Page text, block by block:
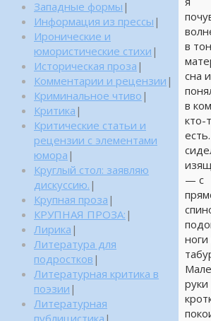
в
сна и
в
кто-
— с
руки
Западные формы |
Информация из прессы |
Иронические и
юмористические стихи |
Историческая проза |
Комментарии и рецензии |
Криминальное чтиво |
Критика |
Критические статьи и
рецензии с элементами
юмора |
Круглый стол: заявляю
дискуссию. |
Крупная проза |
КРУПНАЯ ПРОЗА: |
Лирика |
Литература для
подростков |
Литературная критика в
поэзии |
Литературная
публицистика |